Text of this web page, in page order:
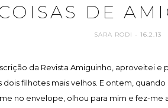
DE
SARA RODI - 16.2.13
da Revista Amiguinho, aproveitei e
filhotes mais velhos. E ontem,
no envelope, olhou para mim e fez-me